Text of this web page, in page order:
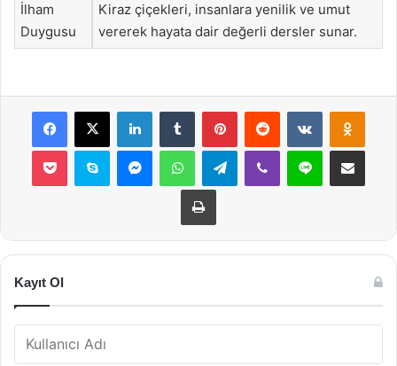
İlham
Duygusu
Kiraz çiçekleri, insanlara yenilik ve umut
vererek hayata dair değerli dersler sunar.
Facebook
X LinkedInTumblr PinterestReddit VKontakte
Pocket Skype MessengerWhatsAppTelegramViber Line E-Posta ile
Yazdır
Kayıt Ol